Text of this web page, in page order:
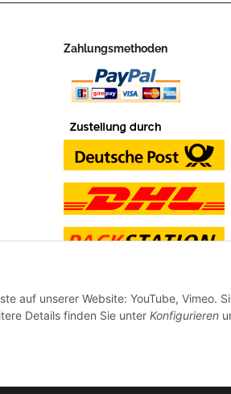
Zahlungsmethoden
auf unserer Website: YouTube, Vimeo.
Details finden Sie unter Konfigurieren